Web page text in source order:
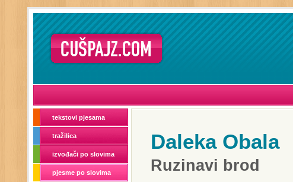
tekstovi pjesama
tražilica
izvođači po slovima
pjesme po slovima
Daleka Obala
Ruzinavi brod